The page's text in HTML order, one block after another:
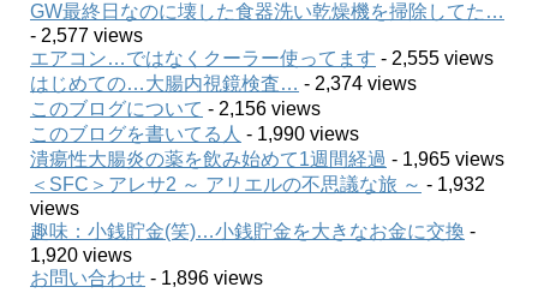
GW最終日なのに壊した食器洗い乾燥機を掃除してた…
- 2,577 views
エアコン…ではなくクーラー使ってます - 2,555 views
はじめての…大腸内視鏡検査… - 2,374 views
このブログについて - 2,156 views
このブログを書いてる人 - 1,990 views
潰瘍性大腸炎の薬を飲み始めて1週間経過 - 1,965 views
＜SFC＞アレサ2 ～ アリエルの不思議な旅 ～ - 1,932
views
趣味：小銭貯金(笑)…小銭貯金を大きなお金に交換 -
1,920 views
お問い合わせ - 1,896 views